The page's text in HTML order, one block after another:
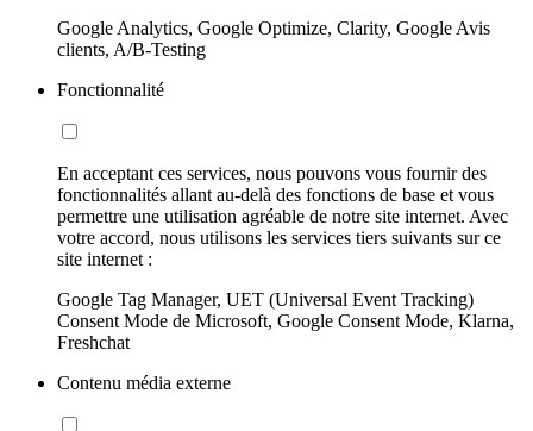
Google Analytics, Google Optimize, Clarity, Google Avis
clients, A/B-Testing
Fonctionnalité
En acceptant ces services, nous pouvons vous fournir des
fonctionnalités allant au-delà des fonctions de base et vous
permettre une utilisation agréable de notre site internet. Avec
votre accord, nous utilisons les services tiers suivants sur ce
site internet :
Google Tag Manager, UET (Universal Event Tracking)
Consent Mode de Microsoft, Google Consent Mode, Klarna,
Freshchat
Contenu média externe